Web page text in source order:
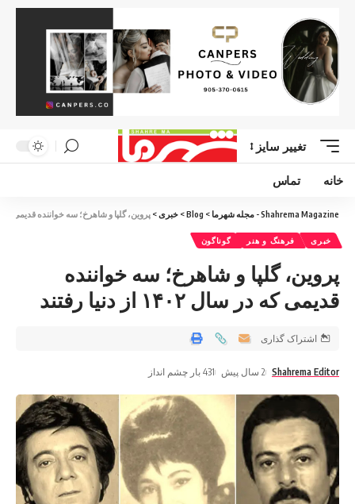
تغییر سایز
خانه تماس
Shahrema Magazine - مجله شهرما >
Blog
> خبری> پروین، گلپا و شاهرخ؛ سه خواننده قدیمی که در سال ۱۴۰۲ از
خبری فرهنگ و هنر گوناگون
پروین، گلپا و شاهرخ؛ سه خواننده
قدیمی که در سال ۱۴۰۲ از دنیا رفتند
Shahrema Editor 2 سال پیش 431 بار چشم انداز
اشتراک گذاری